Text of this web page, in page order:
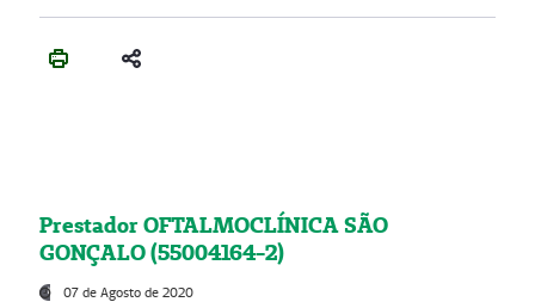
Prestador OFTALMOCLÍNICA SÃO
GONÇALO (55004164-2)
07 de Agosto de 2020